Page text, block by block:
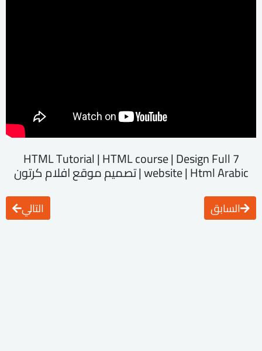
7 HTML Tutorial | HTML course | Design Full
website | Html Arabic | تصميم موقع افلام كرتون
السابق التالي